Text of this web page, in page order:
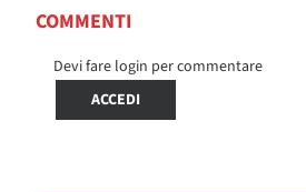
COMMENTI
Devi fare login per commentare
ACCEDI